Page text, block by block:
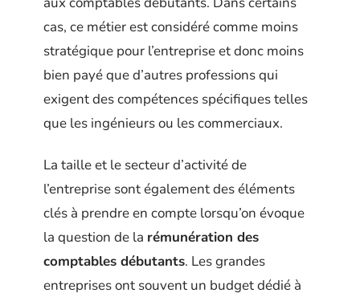
cas, ce métier est considéré comme moins
stratégique pour l’entreprise et donc moins
bien payé que d’autres professions qui
exigent des compétences spécifiques telles
que les ingénieurs ou les commerciaux.
La taille et le secteur d’activité de
l’entreprise sont également des éléments
clés à prendre en compte lorsqu’on évoque
la question de la rémunération des
comptables débutants. Les grandes
entreprises ont souvent un budget dédié à